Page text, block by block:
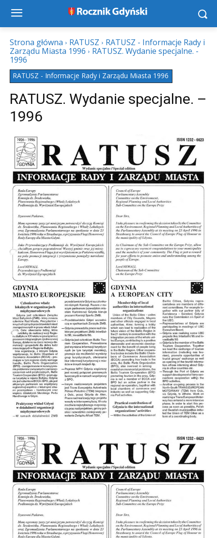
Strona główna RATUSZ
RATUSZ - Informacje Rady i
Zarządu Miasta 1996
RATUSZ. Wydanie specjalne. -
1996
RATUSZ - Informacje Rady i Zarządu Miasta 1996
RATUSZ. Wydanie specjalne. –
1996